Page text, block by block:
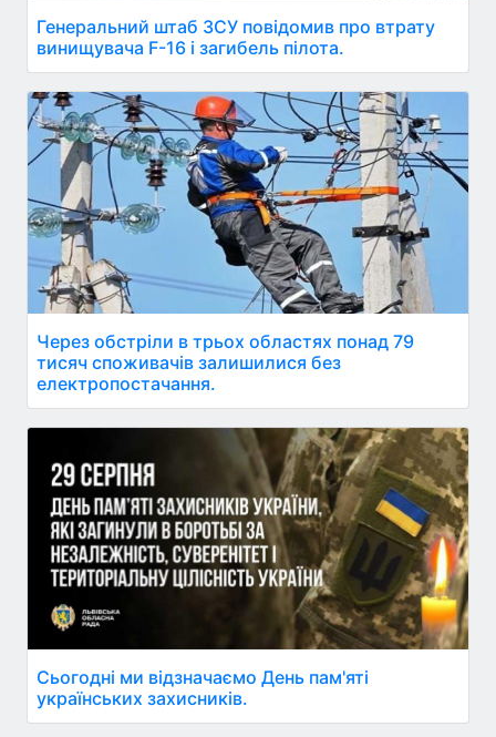
Генеральний штаб ЗСУ повідомив про втрату
винищувача F-16 і загибель пілота.
Через обстріли в трьох областях понад 79
тисяч споживачів залишилися без
електропостачання.
Сьогодні ми відзначаємо День пам'яті
українських захисників.